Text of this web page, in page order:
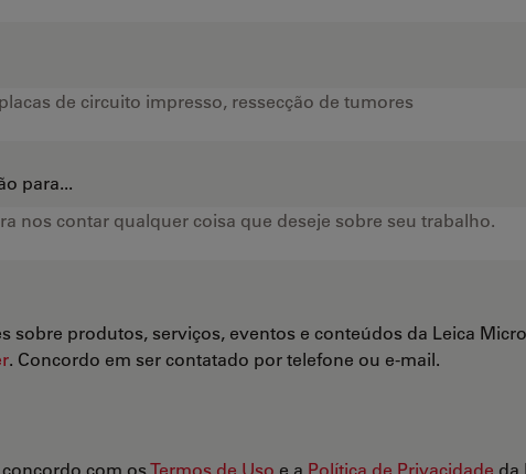
para...
sobre produtos, serviços, eventos e conteúdos da Leica
. Concordo em ser contatado por telefone ou e-mail.
com osTermos de Uso e a Política de Privacidade da